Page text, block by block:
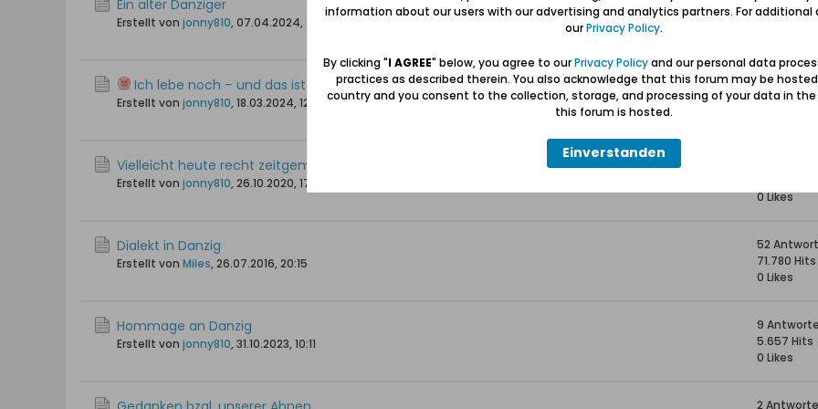
Ein alter Danziger
Erstellt von jonny810, 07.04.2024, 20:21
8
5.048 Hits
Ich lebe noch – und das ist gut!
Erstellt von jonny810, 18.03.2024, 12:40
12
3.708 Hits
Vielleicht heute recht zeitgemäß-denke ich.
Erstellt von jonny810, 26.10.2020, 17:29
0 Likes
Dialekt in Danzig
Erstellt von Miles, 26.07.2016, 20:15
52
71.780 Hits
0 Likes
Hommage an Danzig
Erstellt von jonny810, 31.10.2023, 10:11
9
5.657 Hits
0 Likes
2
information about our users with our advertising and analytics partners. For additional
ourPrivacy Policy.
By clicking "I AGREE" below, you agree to ourPrivacy Policyand our personal data
practices as described therein. You also acknowledge that this forum may be
country and you consent to the collection, storage, and processing of your data in
this forum is hosted.
Einverstanden